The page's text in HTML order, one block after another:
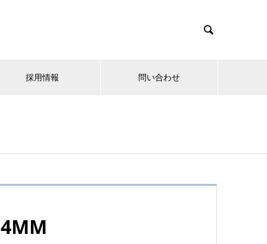

採用情報 問い合わせ